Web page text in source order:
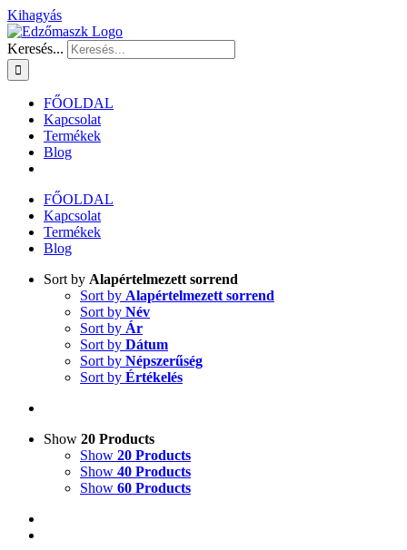
Kihagyás
Keresés...
FŐOLDAL
Kapcsolat
Termékek
Blog
FŐOLDAL
Kapcsolat
Termékek
Blog
Sort by Alapértelmezett sorrend
Sort by Alapértelmezett sorrend
Sort by Név
Sort by Ár
Sort by Dátum
Sort by Népszerűség
Sort by Értékelés
Show 20 Products
Show 20 Products
Show 40 Products
Show 60 Products